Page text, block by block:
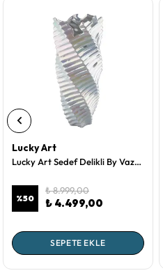
Lucky Art
Lucky Art Sedef Delikli By Vazo 48 Cm
%50
₺ 8.999,00
₺ 4.499,00
SEPETE EKLE